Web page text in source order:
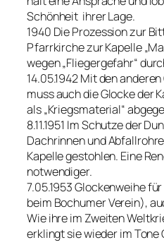
Schönheit ihrer Lage.
1940 Die Prozession zur
Pfarrkirche zur Kapelle
wegen „Fliegergefahr“
14.05.1942 Mit den
muss auch die Glocke der
als „Kriegsmaterial“
8.11.1951 Im Schutze der
Dachrinnen und
Kapelle gestohlen. Eine
notwendiger.
7.05.1953 Glockenweihe
beim Bochumer Verein),
Wie ihre im Zweiten
erklingt sie wieder im Tone